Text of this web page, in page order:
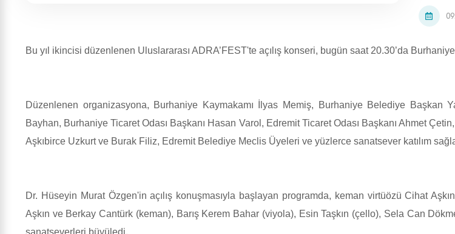
Bu yıl ikincisi düzenlenen Uluslararası ADRA’FEST'te açılış konseri, bugün saat 20.30’da
Düzenlenen organizasyona, Burhaniye Kaymakamı İlyas Memiş, Burhaniye Belediye Başkan
Bayhan, Burhaniye Ticaret Odası Başkanı Hasan Varol, Edremit Ticaret Odası Başkanı Ahmet
Aşkıbirce Uzkurt ve Burak Filiz, Edremit Belediye Meclis Üyeleri ve yüzlerce sanatsever katılım
Dr. Hüseyin Murat Özgen'in açılış konuşmasıyla başlayan programda, keman virtüözü Cihat
Aşkın ve Berkay Cantürk (keman), Barış Kerem Bahar (viyola), Esin Taşkın (çello), Sela Can
sanatseverleri büyüledi.